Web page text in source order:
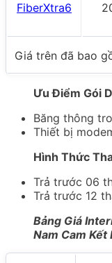
FiberXtra6
Giá trên đã bao
Ưu Điểm Gói
Băng thông
Thiết bị
Hình Thức
Trả trước 06
Trả trước 12
Bảng Giá
Nam Cam